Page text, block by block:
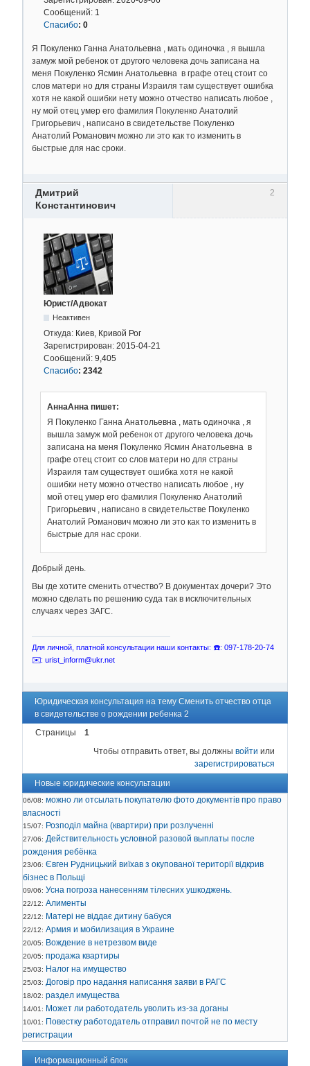
Сообщений: 1
Спасибо: 0
Я Покуленко Ганна Анатольевна , мать одиночка , я вышла
замуж мой ребенок от другого человека дочь записана на
меня Покуленко Ясмин Анатольевна в графе отец стоит со
слов матери но для страны Израиля там существует ошибка
хотя не какой ошибки нету можно отчество написать любое ,
ну мой отец умер его фамилия Покуленко Анатолий
Григорьевич , написано в свидетельстве Покуленко
Анатолий Романович можно ли это как то изменить в
быстрые для нас сроки.
2
Дмитрий
Константинович
Юрист/Адвокат
Неактивен
Откуда: Киев, Кривой Рог
Зарегистрирован: 2015-04-21
Сообщений: 9,405
Спасибо: 2342
АннаАнна пишет:
Я Покуленко Ганна Анатольевна , мать одиночка , я
вышла замуж мой ребенок от другого человека дочь
записана на меня Покуленко Ясмин Анатольевна в
графе отец стоит со слов матери но для страны
Израиля там существует ошибка хотя не какой
ошибки нету можно отчество написать любое , ну
мой отец умер его фамилия Покуленко Анатолий
Григорьевич , написано в свидетельстве Покуленко
Анатолий Романович можно ли это как то изменить в
быстрые для нас сроки.
Добрый день.
Вы где хотите сменить отчество? В документах дочери? Это
можно сделать по решению суда так в исключительных
случаях через ЗАГС.
Для личной, платной консультации наши контакты: ☎️: 097-178-20-74
✉️: urist_inform@ukr.net
Юридическая консультация на тему Сменить отчество отца
в свидетельстве о рождении ребенка 2
Страницы
1
Чтобы отправить ответ, вы должны войти или
зарегистрироваться
Новые юридические консультации
06/08: можно ли отсылать покупателю фото документів про право
власності
15/07: Розподіл майна (квартири) при розлученні
27/06: Действительность условной разовой выплаты после
рождения ребёнка
23/06: Євген Рудницький виїхав з окупованої території відкрив
бізнес в Польщі
09/06: Усна погроза нанесенням тілесних ушкоджень.
22/12: Алименты
22/12: Матері не віддає дитину бабуся
22/12: Армия и мобилизация в Украине
20/05: Вождение в нетрезвом виде
20/05: продажа квартиры
25/03: Налог на имущество
25/03: Договір про надання написання заяви в РАГС
18/02: раздел имущества
14/01: Может ли работодатель уволить из-за доганы
10/01: Повестку работодатель отправил почтой не по месту
регистрации
Информационный блок